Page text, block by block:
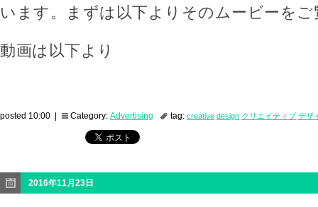
います。まずは以下よりそのムービーを
動画は以下より
posted 10:00 | Category: Advertising tag: creative design クリエイティブ デザ
2016年11月23日